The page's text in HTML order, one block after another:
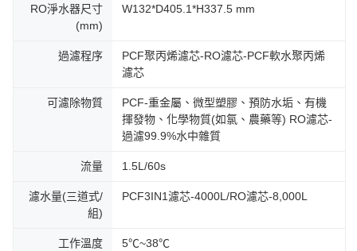
RO淨水器尺寸
(mm)
W132*D405.1*H337.5 mm
過濾程序
PCF聚丙烯濾芯-RO濾芯-PCF軟水聚丙烯
濾芯
可濾除物質
PCF-重金屬、微型塑膠、預防水垢、有機
揮發物、化學物質(如氯、農藥等) RO濾芯-
過濾99.9%水中雜質
流量 1.5L/60s
濾水量(三道式/
組)
PCF3IN1濾芯-4000L/RO濾芯-8,000L
工作溫度 5℃~38℃